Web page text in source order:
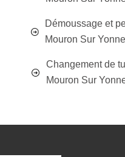
Démoussage et
Mouron Sur Yonne
Changement de
Mouron Sur